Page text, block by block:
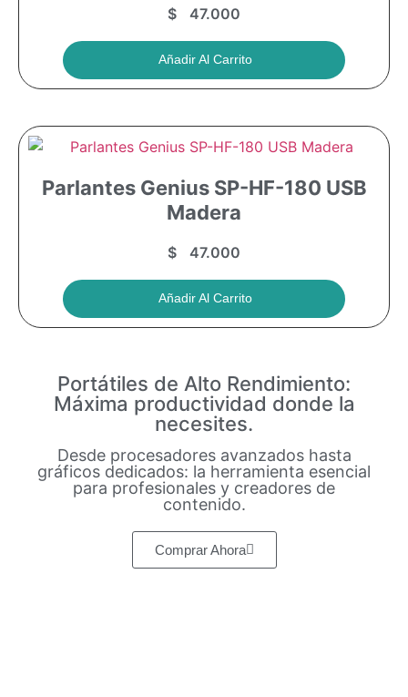
$ 47.000
Añadir Al Carrito
Parlantes Genius SP-HF-180 USB
Madera
$ 47.000
Añadir Al Carrito
Portátiles de Alto Rendimiento:
Máxima productividad donde la
necesites.
Desde procesadores avanzados hasta
gráficos dedicados: la herramienta esencial
para profesionales y creadores de
contenido.
Comprar Ahora